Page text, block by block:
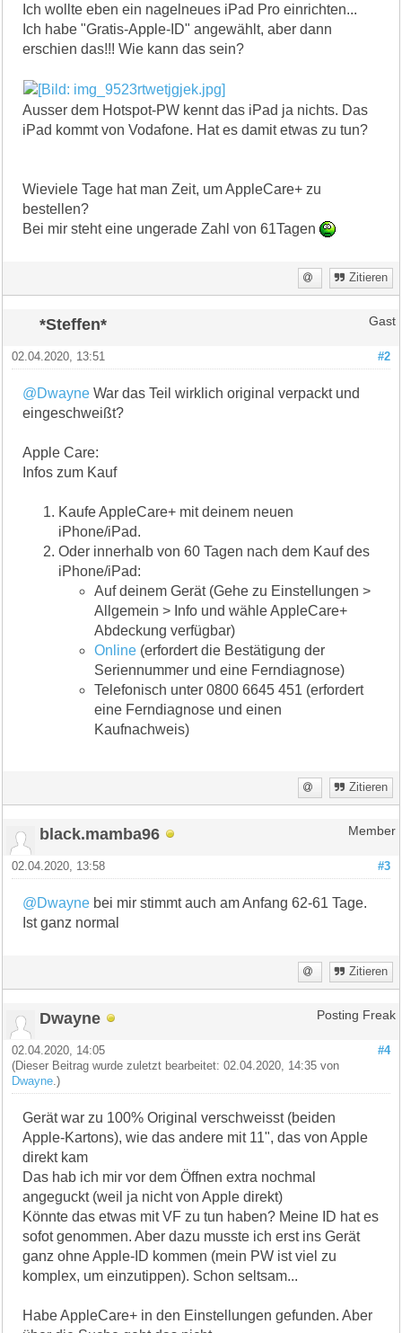
Ich wollte eben ein nagelneues iPad Pro einrichten...
Ich habe "Gratis-Apple-ID" angewählt, aber dann
erschien das!!! Wie kann das sein?
Ausser dem Hotspot-PW kennt das iPad ja nichts. Das
iPad kommt von Vodafone. Hat es damit etwas zu tun?
Wieviele Tage hat man Zeit, um AppleCare+ zu
bestellen?
Bei mir steht eine ungerade Zahl von 61Tagen
Zitieren
*Steffen* Gast
#2
02.04.2020, 13:51
@Dwayne War das Teil wirklich original verpackt und
eingeschweißt?
Apple Care:
Infos zum Kauf
Kaufe AppleCare+ mit deinem neuen
iPhone/iPad.
Oder innerhalb von 60 Tagen nach dem Kauf des
iPhone/iPad:
Auf deinem Gerät (Gehe zu Einstellungen >
Allgemein > Info und wähle AppleCare+
Abdeckung verfügbar)
Online (erfordert die Bestätigung der
Seriennummer und eine Ferndiagnose)
Telefonisch unter 0800 6645 451 (erfordert
eine Ferndiagnose und einen
Kaufnachweis)
Zitieren
black.mamba96 Member
#3
02.04.2020, 13:58
@Dwayne bei mir stimmt auch am Anfang 62-61 Tage.
Ist ganz normal
Zitieren
Dwayne Posting Freak
#4
02.04.2020, 14:05
(Dieser Beitrag wurde zuletzt bearbeitet: 02.04.2020, 14:35 von
Dwayne .)
Gerät war zu 100% Original verschweisst (beiden
Apple-Kartons), wie das andere mit 11", das von Apple
direkt kam
Das hab ich mir vor dem Öffnen extra nochmal
angeguckt (weil ja nicht von Apple direkt)
Könnte das etwas mit VF zu tun haben? Meine ID hat es
sofot genommen. Aber dazu musste ich erst ins Gerät
ganz ohne Apple-ID kommen (mein PW ist viel zu
komplex, um einzutippen). Schon seltsam...
Habe AppleCare+ in den Einstellungen gefunden. Aber